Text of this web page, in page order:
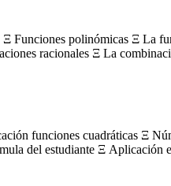
polinómicas Ξ La
racionales Ξ La
funciones cuadráticas Ξ
del estudiante Ξ